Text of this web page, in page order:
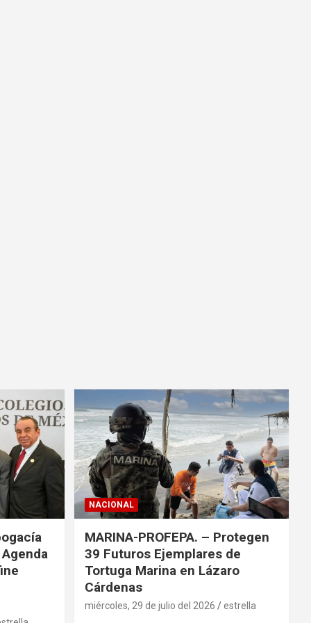
NACIONAL
MARINA-PROFEPA. – Protegen
39 Futuros Ejemplares de
Tortuga Marina en Lázaro
Cárdenas
miércoles, 29 de julio del 2026 estrella